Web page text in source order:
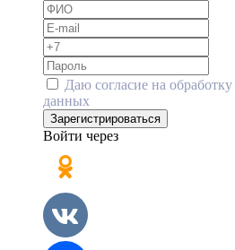
Даю согласие на обработку
данных
Зарегистрироваться
Войти через